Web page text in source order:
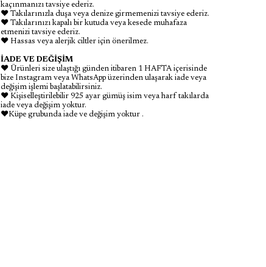
kaçınmanızı tavsiye ederiz.
♥ Takılarınızla duşa veya denize girmemenizi tavsiye ederiz.
♥ Takılarınızı kapalı bir kutuda veya kesede muhafaza
etmenizi tavsiye ederiz.
♥ Hassas veya alerjik ciltler için önerilmez.
İADE VE DEĞİŞİM
♥ Ürünleri size ulaştığı günden itibaren 1 HAFTA içerisinde
bize Instagram veya WhatsApp üzerinden ulaşarak iade veya
değişim işlemi başlatabilirsiniz.
♥ Kişiselleştirilebilir 925 ayar gümüş isim veya harf takılarda
iade veya değişim yoktur.
♥Küpe grubunda iade ve değişim yoktur .